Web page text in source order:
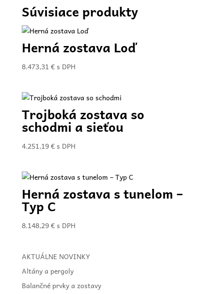
Súvisiace produkty
Herná zostava Loď
8.473,31 € s DPH
Trojboká zostava so
schodmi a sieťou
4.251,19€ s DPH
Herná zostava s tunelom –
Typ C
8.148,29€ s DPH
AKTUÁLNE NOVINKY
Altány a pergoly
Balančné prvky a zostavy